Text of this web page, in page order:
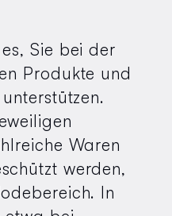
Sie bei der
Produkte und
Waren
werden,
In